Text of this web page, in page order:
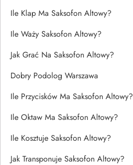
Ile Klap Ma Saksofon Altowy?
Ile Waży Saksofon Altowy?
Jak Grać Na Saksofon Altowy?
Dobry Podolog Warszawa
Ile Przycisków Ma Saksofon Altowy?
Ile Oktaw Ma Saksofon Altowy?
Ile Kosztuje Saksofon Altowy?
Jak Transponuje Saksofon Altowy?